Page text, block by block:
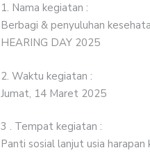
1. Nama kegiatan :
Berbagi & penyuluhan
HEARING DAY 2025
2. Waktu kegiatan :
Jumat, 14 Maret 2025
3 . Tempat kegiatan :
Panti sosial lanjut usia